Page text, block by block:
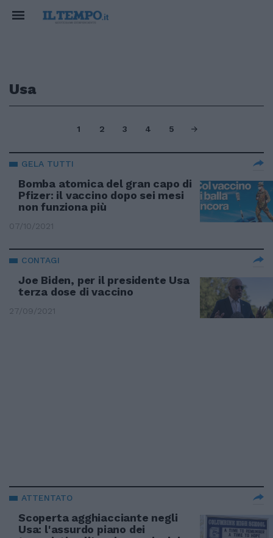
Usa
1 2 3 4 5
GELA TUTTI
Bomba atomica del gran capo di
Pfizer: il vaccino dopo sei mesi
non funziona più
07/10/2021
CONTAGI
Joe Biden, per il presidente Usa
terza dose di vaccino
27/09/2021
ATTENTATO
Scoperta agghiacciante negli
Usa: l'assurdo piano dei